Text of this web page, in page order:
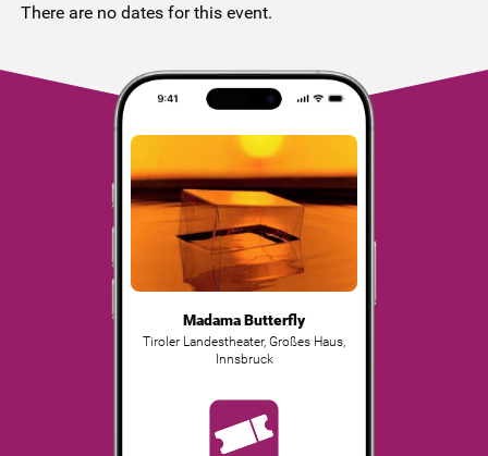
There are no dates for this event.
Madama Butterfly
Tiroler Landestheater, Großes Haus,
Innsbruck